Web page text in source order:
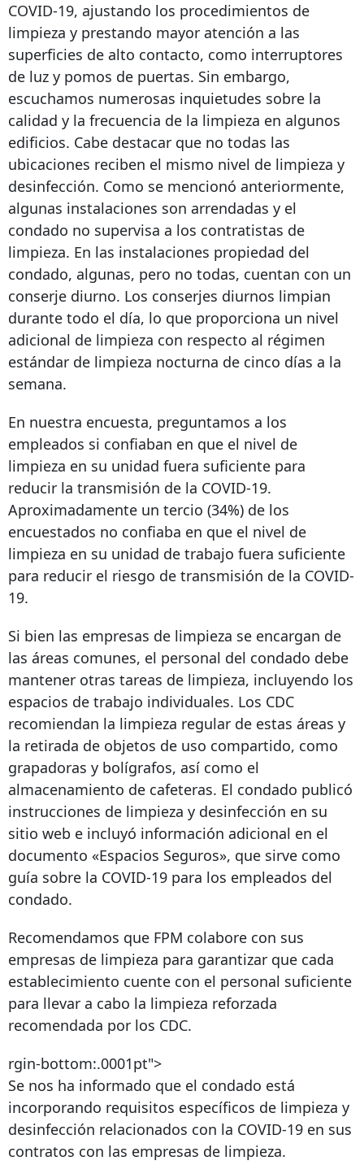
COVID-19, ajustando los procedimientos de
limpieza y prestando mayor atención a las
superficies de alto contacto, como interruptores
de luz y pomos de puertas. Sin embargo,
escuchamos numerosas inquietudes sobre la
calidad y la frecuencia de la limpieza en algunos
edificios. Cabe destacar que no todas las
ubicaciones reciben el mismo nivel de limpieza y
desinfección. Como se mencionó anteriormente,
algunas instalaciones son arrendadas y el
condado no supervisa a los contratistas de
limpieza. En las instalaciones propiedad del
condado, algunas, pero no todas, cuentan con un
conserje diurno. Los conserjes diurnos limpian
durante todo el día, lo que proporciona un nivel
adicional de limpieza con respecto al régimen
estándar de limpieza nocturna de cinco días a la
semana.
En nuestra encuesta, preguntamos a los
empleados si confiaban en que el nivel de
limpieza en su unidad fuera suficiente para
reducir la transmisión de la COVID-19.
Aproximadamente un tercio (34%) de los
encuestados no confiaba en que el nivel de
limpieza en su unidad de trabajo fuera suficiente
para reducir el riesgo de transmisión de la COVID-
19.
Si bien las empresas de limpieza se encargan de
las áreas comunes, el personal del condado debe
mantener otras tareas de limpieza, incluyendo los
espacios de trabajo individuales. Los CDC
recomiendan la limpieza regular de estas áreas y
la retirada de objetos de uso compartido, como
grapadoras y bolígrafos, así como el
almacenamiento de cafeteras. El condado publicó
instrucciones de limpieza y desinfección en su
sitio web e incluyó información adicional en el
documento «Espacios Seguros», que sirve como
guía sobre la COVID-19 para los empleados del
condado.
Recomendamos que FPM colabore con sus
empresas de limpieza para garantizar que cada
establecimiento cuente con el personal suficiente
para llevar a cabo la limpieza reforzada
recomendada por los CDC.
rgin-bottom:.0001pt">
Se nos ha informado que el condado está
incorporando requisitos específicos de limpieza y
desinfección relacionados con la COVID-19 en sus
contratos con las empresas de limpieza.